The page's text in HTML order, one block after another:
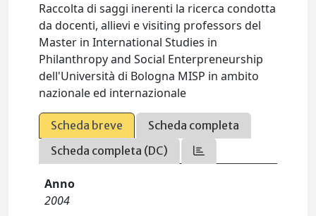
Raccolta di saggi inerenti la ricerca condotta
da docenti, allievi e visiting professors del
Master in International Studies in
Philanthropy and Social Enterpreneurship
dell'Università di Bologna MISP in ambito
nazionale ed internazionale
Scheda breve
Scheda completa
Scheda completa (DC)
Anno
2004